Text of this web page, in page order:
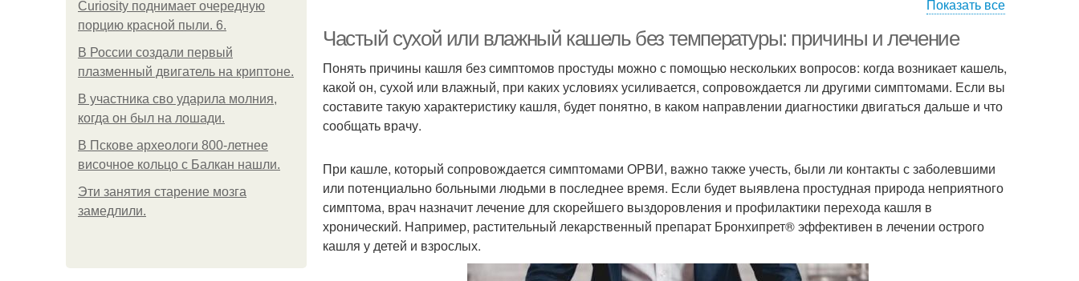
Curiosity поднимает очередную
порцию красной пыли. 6.
В России создали первый
плазменный двигатель на криптоне.
В участника сво ударила молния,
когда он был на лошади.
В Пскове археологи 800-летнее
височное кольцо с Балкан нашли.
Эти занятия старение мозга
замедлили.
кашель
Патологические кашли Симптомы при кашле Кашель от кашля Осложнения при кашле
Показать все
Частый сухой или влажный кашель без температуры: причины и лечение
Понять причины кашля без симптомов простуды можно с помощью нескольких вопросов: когда возникает кашель,
какой он, сухой или влажный, при каких условиях усиливается, сопровождается ли другими симптомами. Если вы
составите такую характеристику кашля, будет понятно, в каком направлении диагностики двигаться дальше и что
сообщать врачу.
При кашле, который сопровождается симптомами ОРВИ, важно также учесть, были ли контакты с заболевшими
или потенциально больными людьми в последнее время. Если будет выявлена простудная природа неприятного
симптома, врач назначит лечение для скорейшего выздоровления и профилактики перехода кашля в
хронический. Например, растительный лекарственный препарат Бронхипрет® эффективен в лечении острого
кашля у детей и взрослых.